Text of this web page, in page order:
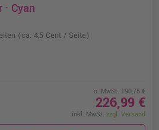
Cyan
(ca. 4,5 Cent / Seite)
o. MwSt. 190,75 €
226,99 €
inkl. MwSt. zzgl. Versand